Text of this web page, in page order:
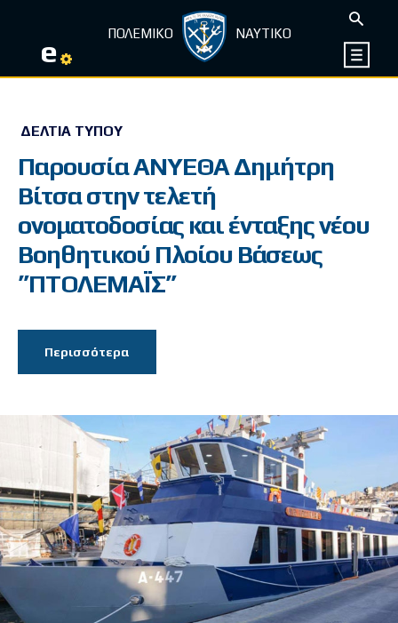
e ΠΟΛΕΜΙΚΟ ΝΑΥΤΙΚΟ
ΔΕΛΤΊΑ ΤΎΠΟΥ
Παρουσία ΑΝΥΕΘΑ Δημήτρη
Βίτσα στην τελετή
ονοματοδοσίας και ένταξης νέου
Βοηθητικού Πλοίου Βάσεως
”ΠΤΟΛΕΜΑΪΣ”
Περισσότερα